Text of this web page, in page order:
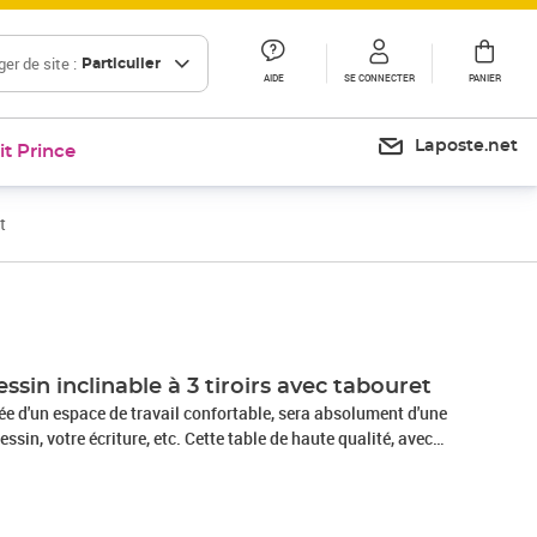
de site : Particulier
AIDE SE CONNECTER PANIER
Prince Laposte.net
inclinable à 3 tiroirs avec tabouret
d'un espace de travail confortable, sera absolument d'une
votre écriture, etc. Cette table de haute qualité, avec
offre beaucoup d'espace de travail, ce qui la rend
le dessus est incliné. Notre table d'écriture possède